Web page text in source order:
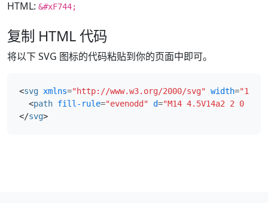
HTML: &#xF744;
复制 HTML 代码
将以下 SVG 图标的代码粘贴到你的页面中即可。
<svg xmlns="http://www.w3.org/2000/svg" width="16"
<path fill-rule="evenodd" d="M14 4.5V14a2 2 0 0
</svg>